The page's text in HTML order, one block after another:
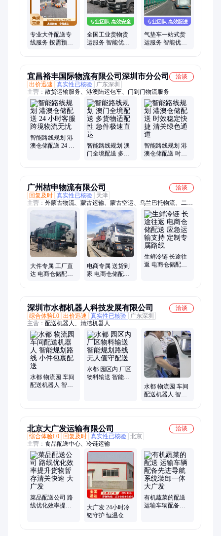
专业大件配送专
线服务 按需预约
全国工业货物货
运服务 智能优选
气垫车一站式货
运服务 智能优选
宜昌裕丰国际物流有限公司深圳市分公司
洽谈
出价迅速
真实性已核验
广东深圳
主营： 散货运输服务、港澳陆运包车、门到门物流服务
智能路线规划 港
澳仓储配送 24 小
智能路线规划 澳
门全境配送 多货
智能路线规划 港
澳仓储配送 时效
广州桔申物流有限公司
洽谈
回复及时 真实性已核验
天津
主营： 外蒙古物流、蒙古运输、蒙古空运、乌兰巴托物流、二连
浩特物流、蒙古陆运、蒙古国货运代理、蒙古快递、额尔登特物
流、达尔罕物流、蒙古铁路、蒙古乌兰巴托、到蒙古的物流公
司、蒙古国货运、中国出口蒙古、蒙古国际物流、乌兰巴托快
递、外蒙古专线物流、出口乌兰巴托物流
大件专属 工厂直
达 电商仓储配送
电商专属 送货到
家 电商仓储配送
生鲜冷链 长途往
返 电商仓储配送
深圳市水都机器人科技发展有限公司
洽谈
综合体验L0 出价迅速 真实性已核验
广东深圳
主营： 配送机器人、清洁机器人
水都 物流园 车间
配送机器人 智能
水都 园区内 厂区
物料输送 智能规
水都 物流园 车间
配送机器人 智能
北京大广发运输有限公司
洽谈
综合体验L0
回复及时 真实性已核验 北京
主营： 食品配送中心、冷链运输
菜品配送公司 路
线优化效率提升
大广发 24小时冷
链守护 恒温仓储
有机蔬菜的配送
运输车辆配备先